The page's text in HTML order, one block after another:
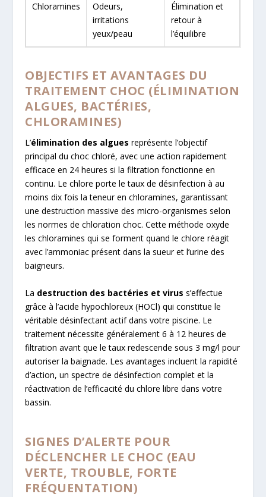
Chloramines
Odeurs,
irritations
yeux/peau
Élimination et
retour à
l’équilibre
OBJECTIFS ET AVANTAGES DU
TRAITEMENT CHOC (ÉLIMINATION
ALGUES, BACTÉRIES,
CHLORAMINES)
L’élimination des algues représente l’objectif
principal du choc chloré, avec une action rapidement
efficace en 24 heures si la filtration fonctionne en
continu. Le chlore porte le taux de désinfection à au
moins dix fois la teneur en chloramines, garantissant
une destruction massive des micro-organismes selon
les normes de chloration choc. Cette méthode oxyde
les chloramines qui se forment quand le chlore réagit
avec l’ammoniac présent dans la sueur et l’urine des
baigneurs.
La destruction des bactéries et virus s’effectue
grâce à l’acide hypochloreux (HOCl) qui constitue le
véritable désinfectant actif dans votre piscine. Le
traitement nécessite généralement 6 à 12 heures de
filtration avant que le taux redescende sous 3 mg/l pour
autoriser la baignade. Les avantages incluent la rapidité
d’action, un spectre de désinfection complet et la
réactivation de l’efficacité du chlore libre dans votre
bassin.
SIGNES D’ALERTE POUR
DÉCLENCHER LE CHOC (EAU
VERTE, TROUBLE, FORTE
FRÉQUENTATION)